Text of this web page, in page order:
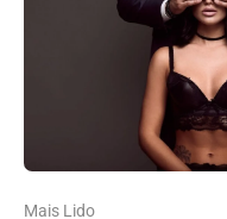
Mais Lido